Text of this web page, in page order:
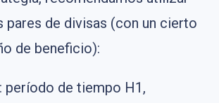
pares de divisas (con un cierto
de beneficio):
: período de tiempo H1,